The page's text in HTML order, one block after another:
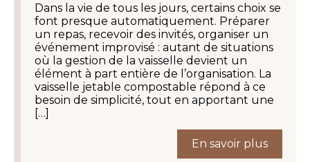
Dans la vie de tous les jours, certains choix se
font presque automatiquement. Préparer
un repas, recevoir des invités, organiser un
événement improvisé : autant de situations
où la gestion de la vaisselle devient un
élément à part entière de l’organisation. La
vaisselle jetable compostable répond à ce
besoin de simplicité, tout en apportant une
[…]
En savoir plus